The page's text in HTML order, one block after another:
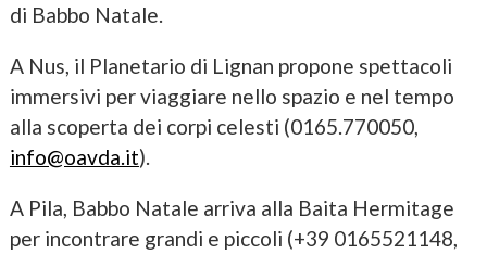
di Babbo Natale.
A Nus, il Planetario di Lignan propone spettacoli
immersivi per viaggiare nello spazio e nel tempo
alla scoperta dei corpi celesti (0165.770050,
info@oavda.it).
A Pila, Babbo Natale arriva alla Baita Hermitage
per incontrare grandi e piccoli (+39 0165521148,